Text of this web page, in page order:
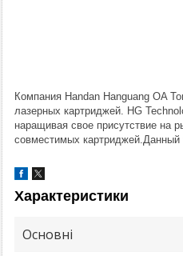
Компания Handan Hanguang OA
лазерных картриджей. HG
наращивая свое присутствие на
совместимых картриджей.Данный
Характеристики
Основні